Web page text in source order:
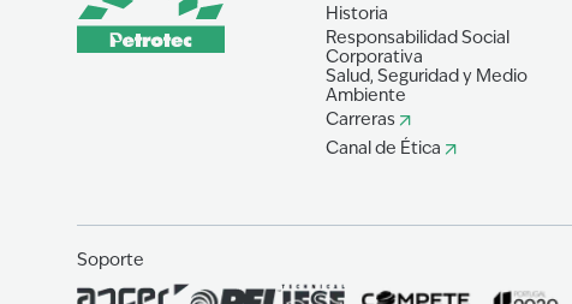
Historia
Responsabilidad Social
Corporativa
Salud, Seguridad y Medio
Ambiente
Carreras
Canal de Ética
Soporte